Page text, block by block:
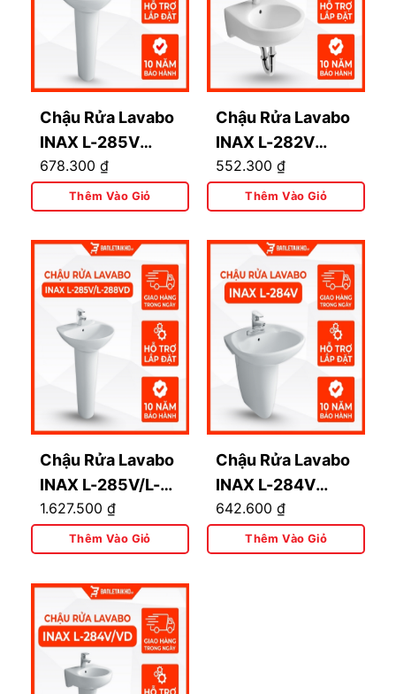
Chậu Rửa Lavabo
INAX L-285V
(L285V) Treo
Tường
497x426mm
678.300 ₫
Thêm Vào Giỏ
Chậu Rửa Lavabo
INAX L-282V
(L282V) Treo
Tường
410x440mm
552.300 ₫
Thêm Vào Giỏ
Chậu Rửa Lavabo
INAX L-285V/L-
288VD Kèm Chân
Dài Treo Tường
1.627.500 ₫
Thêm Vào Giỏ
Chậu Rửa Lavabo
INAX L-284V
(L284V) Treo
Tường
495x425mm
642.600 ₫
Thêm Vào Giỏ